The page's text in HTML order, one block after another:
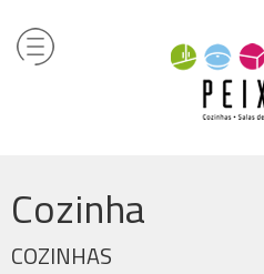
Cozinha
COZINHAS